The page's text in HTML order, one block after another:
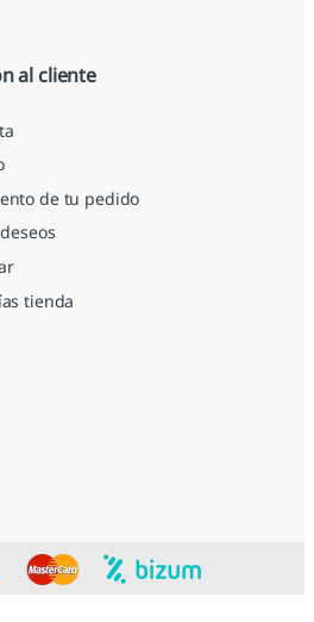
al cliente
de tu pedido
tienda